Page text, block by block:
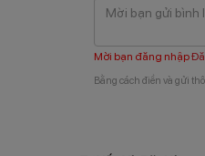
Mời bạn đăng nhập
Bằng cách điền và gửi